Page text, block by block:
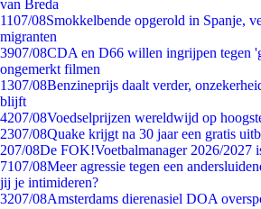
van Breda
1107/08Smokkelbende opgerold in Spanje,
migranten
3907/08CDA en D66 willen ingrijpen tegen
ongemerkt filmen
1307/08Benzineprijs daalt verder,
blijft
4207/08Voedselprijzen wereldwijd op
2307/08Quake krijgt na 30 jaar een gratis
207/08De FOK!Voetbalmanager 2026/2027
7107/08Meer agressie tegen een
jij je intimideren?
3207/08Amsterdams dierenasiel DOA